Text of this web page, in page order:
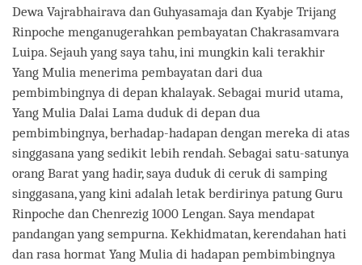
Dewa Vajrabhairava dan Guhyasamaja dan Kyabje Trijang
Rinpoche menganugerahkan pembayatan Chakrasamvara
Luipa. Sejauh yang saya tahu, ini mungkin kali terakhir
Yang Mulia menerima pembayatan dari dua
pembimbingnya di depan khalayak. Sebagai murid utama,
Yang Mulia Dalai Lama duduk di depan dua
pembimbingnya, berhadap-hadapan dengan mereka di atas
singgasana yang sedikit lebih rendah. Sebagai satu-satunya
orang Barat yang hadir, saya duduk di ceruk di samping
singgasana, yang kini adalah letak berdirinya patung Guru
Rinpoche dan Chenrezig 1000 Lengan. Saya mendapat
pandangan yang sempurna. Kekhidmatan, kerendahan hati
dan rasa hormat Yang Mulia di hadapan pembimbingnya